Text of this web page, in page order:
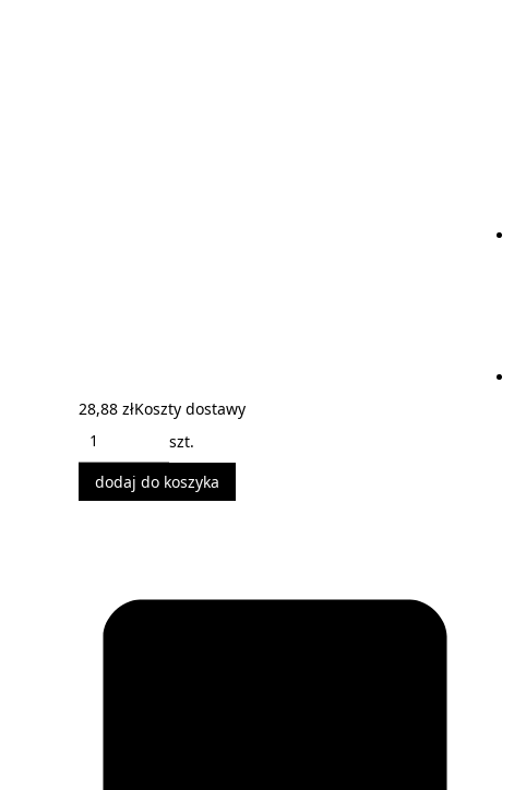
28,88 złKoszty dostawy
szt.
dodaj do koszyka